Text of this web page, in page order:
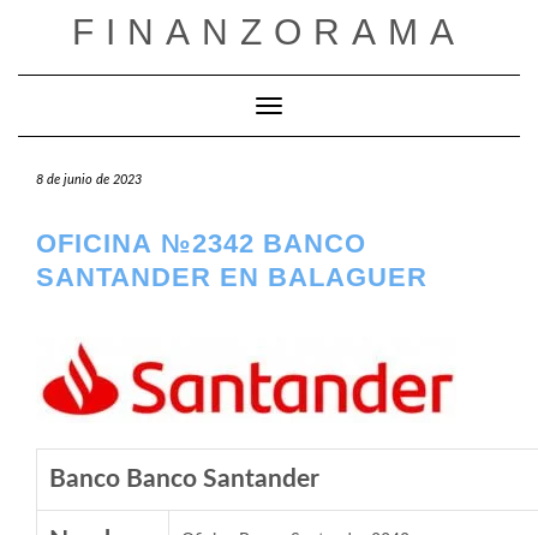
FINANZORAMA
Cambiar modo de navegación
8 de junio de 2023
OFICINA №2342 BANCO
SANTANDER EN BALAGUER
Banco Banco Santander